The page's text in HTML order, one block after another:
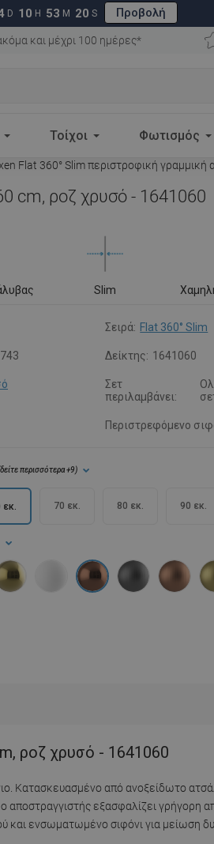
D 10 H 53 M 19 S Προβολή
και μέχρι 100 ημέρες*
Τοίχοι Φωτισμός
Flat 360° Slim περιστροφική
cm, ροζ χρυσό - 1641060
Slim
Σειρά: Flat 360° Slim
Δείκτης: 1641060
Σετ
περιλαμβάνει:
Περιστρεφόμενο
δείτε περισσότερα+9)
εκ. 70 εκ. 80 εκ. 90 εκ.
ροζ χρυσό - 1641060
Κατασκευασμένο από ανοξείδωτο
εξασφαλίζει γρήγορη
και ενσωματωμένο σιφόνι για μείωση